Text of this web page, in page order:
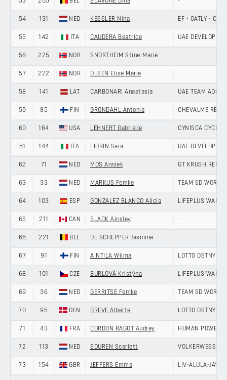
54 131 NED KESSLER Nina EF - OATLY -
55 142 ITA CAUDERA Beatrice UAE
56 225 NOR SNORTHEIM Stine-Marie -
57 222 NOR OLSEN Elise Marie -
58 141 LAT CARBONARI Anastasia UAE TEAM ADQ
59 85 FIN GRÖNDAHL Antonia CHEVALMEIRE
60 164 USA LEHNERT Gabrielle CYNISCA
61 144 ITA FIORIN Sara UAE
62 71 NED MOS Anniek GT KRUSH
63 33 NED MARKUS Femke TEAM SD WORX
64 103 ESP GONZALEZ BLANCO Alicia LIFEPLUS WAHOO
65 211 CAN BLACK Ainsley -
66 221 BEL DE SCHEPPER Jasmine -
67 91 FIN AINTILA Wilma LOTTO DSTNY
68 101 CZE BURLOVÁ Kristýna LIFEPLUS WAHOO
69 36 NED GERRITSE Femke TEAM SD WORX
70 95 DEN GREVE Alberte LOTTO DSTNY
71 43 FRA CORDON RAGOT Audrey HUMAN
72 113 NED SOUREN Scarlett
73 154 GBR JEFFERS Emma LIV-ALULA-JAYCO